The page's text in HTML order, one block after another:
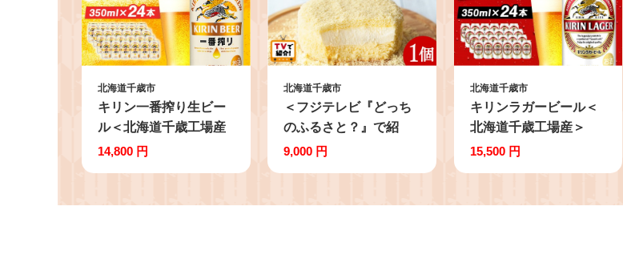
北海道千歳市
キリン一番搾り生ビー
ル＜北海道千歳工場産
＞350ml（24缶）
14,800 円
北海道千歳市
＜フジテレビ『どっち
のふるさと？』で紹
介！＞【ルタオ】ドゥ
道産 ミルク クリームチ
9,000 円
北海道千歳市
キリンラガービール＜
北海道千歳工場産＞
350ml（24缶）
15,500 円